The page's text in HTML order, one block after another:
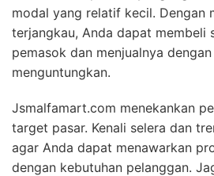
modal yang relatif kecil. Dengan
terjangkau, Anda dapat membeli
pemasok dan menjualnya
menguntungkan.
Jsmalfamart.com menekankan
target pasar. Kenali selera dan
agar Anda dapat menawarkan
dengan kebutuhan pelanggan.